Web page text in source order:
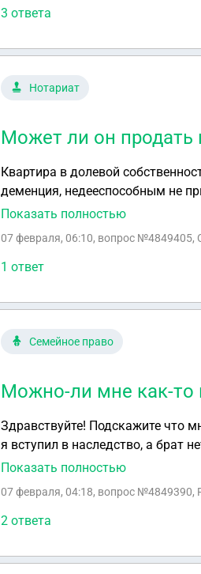
3 ответа
Нотариат
Может ли он продать
Квартира в долевой
деменция, недееспособным не
себе в другой город. Может ли
Показать полностью
07 февраля, 06:10, вопрос №4849405,
1 ответ
Семейное право
Можно-ли мне как-то
Здравствуйте! Подскажите что
я вступил в наследство, а брат
парализовало, жена за ним не
развод от его имени?
Показать полностью
07 февраля, 04:18, вопрос №4849390,
2 ответа